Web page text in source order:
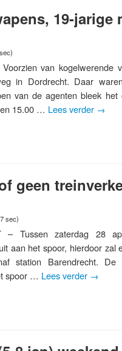
19-jarige
van kogelwerende
in Dordrecht. Daar
van de agenten bleek
15.00 … Lees verder →
geen
sec)
– Tussen zaterdag 28
aan het spoor, hierdoor
station Barendrecht.
spoor … Lees verder →